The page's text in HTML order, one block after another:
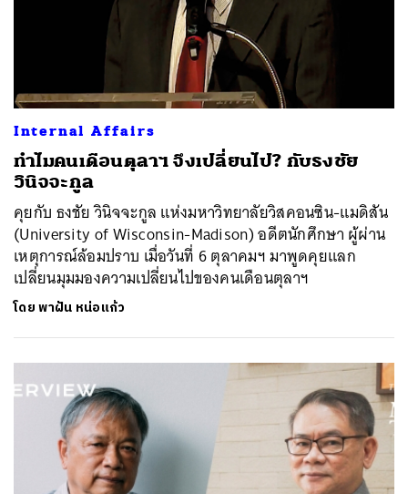
Internal Affairs
ทำไมคนเดือนตุลาฯ จึงเปลี่ยนไป? กับธงชัย
วินิจจะกูล
คุยกับ ธงชัย วินิจจะกูล แห่งมหาวิทยาลัยวิสคอนซิน-แมดิสัน
(University of Wisconsin-Madison) อดีตนักศึกษา ผู้ผ่าน
เหตุการณ์ล้อมปราบ เมื่อวันที่ 6 ตุลาคมฯ มาพูดคุยแลก
เปลี่ยนมุมมองความเปลี่ยนไปของคนเดือนตุลาฯ
โดยพาฝัน หน่อแก้ว
SHARE TWEET LINE EMAIL